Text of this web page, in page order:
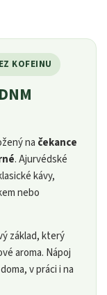
KOFEINU
na čekance
. Ajurvédské
kávy,
nebo
základ, který
aroma. Nápoj
v práci i na